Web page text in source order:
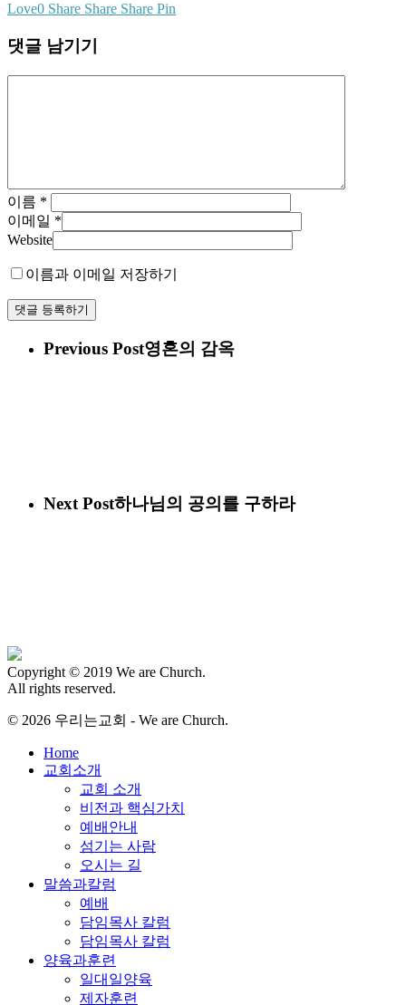
Love0 Share Share Share Pin
댓글 남기기
이름 *
이메일 *
Website
이름과 이메일 저장하기
Previous Post영혼의 감옥
Next Post하나님의 공의를 구하라
Copyright © 2019 We are Church.
All rights reserved.
© 2026 우리는교회 - We are Church.
Close
Menu
Home
교회소개
교회 소개
비전과 핵심가치
예배안내
섬기는 사람
오시는 길
말씀과칼럼
예배
담임목사 칼럼
담임목사 칼럼
양육과훈련
일대일양육
제자훈련